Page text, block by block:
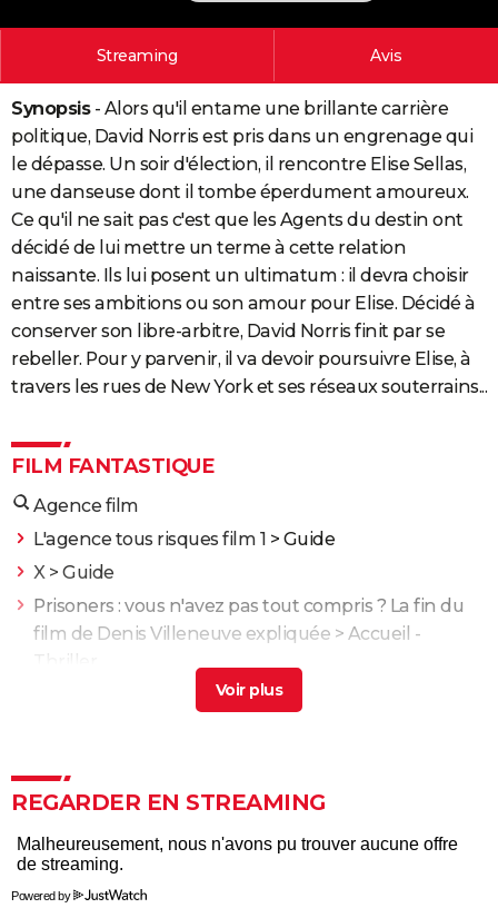
PHOTO
BONS PLANS
CARTE DE VOEUX
Carte de Noël
Carte Bonne année
Carte Saint-Valentin
Carte Pâques
Carte d'anniversaire
Dictionnaire
Biographies
Citations
Expressions
Proverbes
PROGRAMME TV
COPAINS D'AVANT
S'inscrire
Se connecter
Lycées
Collèges
Primaires
Universités
Entreprises
Service militaire
Avis de recherche
AVIS DE DÉCÈS
FORUM
Streaming Avis
Synopsis- Alors qu'il entame une brillante carrière
politique, David Norris est pris dans un engrenage qui
le dépasse. Un soir d'élection, il rencontre Elise Sellas,
une danseuse dont il tombe éperdument amoureux.
Ce qu'il ne sait pas c'est que les Agents du destin ont
décidé de lui mettre un terme à cette relation
naissante. Ils lui posent un ultimatum : il devra choisir
entre ses ambitions ou son amour pour Elise. Décidé à
conserver son libre-arbitre, David Norris finit par se
rebeller. Pour y parvenir, il va devoir poursuivre Elise, à
travers les rues de New York et ses réseaux souterrains...
FILM FANTASTIQUE
Agence film
L'agence tous risques film 1 > Guide
X > Guide
Prisoners : vous n'avez pas tout compris ? La fin du
film de Denis Villeneuve expliquée > Accueil -
Thriller
Enemy : que signifie la fin du film ? Tentative
capitale pour la fin, mais personne n'y avait prêté
attention à sa sortie
La Petite Sirène : avez-vous reconnu la voix française
d'Ariel ? C'est celle d'une autre "princesse" Disney !
REGARDER EN STREAMING
Powered by